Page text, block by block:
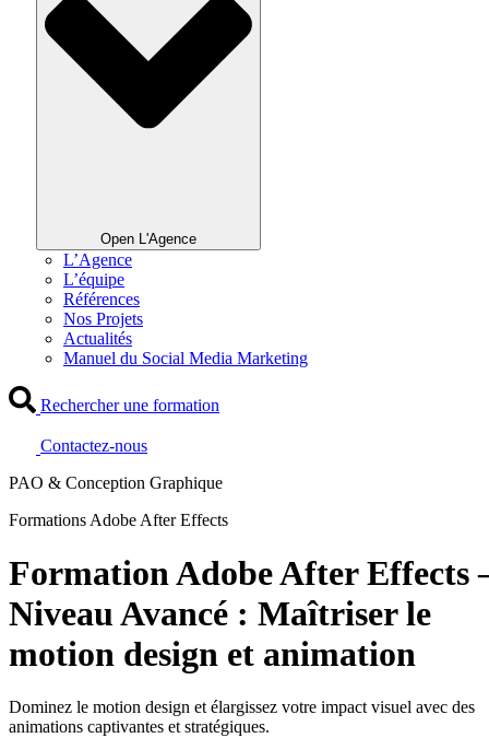
Open L'Agence
L’Agence
L’équipe
Références
Nos Projets
Actualités
Manuel du Social Media Marketing
Rechercher une formation
Contactez-nous
PAO & Conception Graphique
Formations Adobe After Effects
Formation Adobe After Effects
Niveau Avancé : Maîtriser le
motion design et animation
Dominez le motion design et élargissez votre impact visuel avec des
animations captivantes et stratégiques.